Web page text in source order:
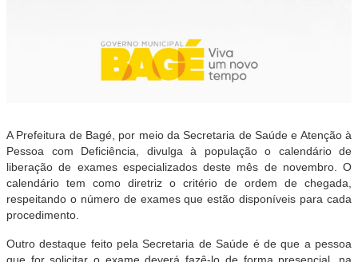
A Prefeitura de Bagé, por meio da Secretaria de Saúde e Atenção à
Pessoa com Deficiência, divulga à população o calendário de
liberação de exames especializados deste mês de novembro. O
calendário tem como diretriz o critério de ordem de chegada,
respeitando o número de exames que estão disponíveis para cada
procedimento.
Outro destaque feito pela Secretaria de Saúde é de que a pessoa